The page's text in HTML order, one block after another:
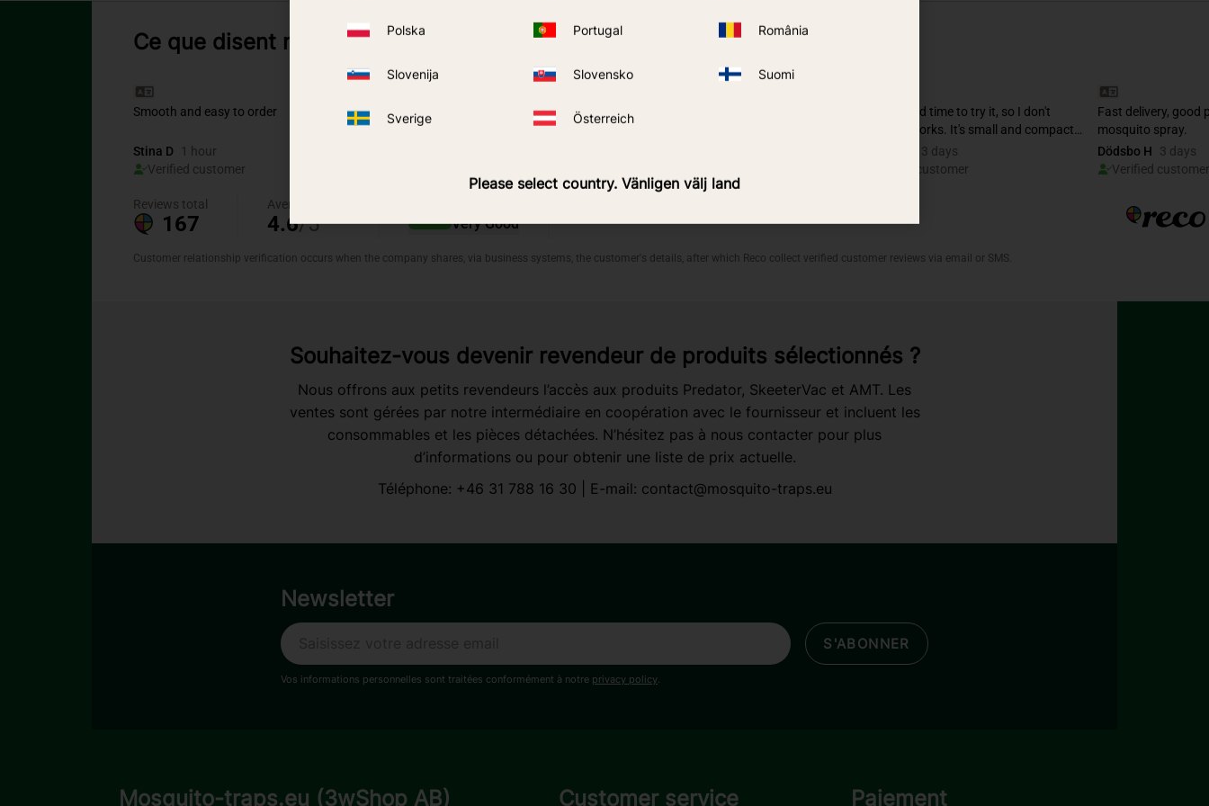
Polska Portugal România
Slovenija Slovensko Suomi
Sverige Österreich
Please select country. Vänligen välj land
Ce que disent nos clients
Souhaitez-vous devenir revendeur de produits sélectionnés ?
Nous offrons aux petits revendeurs l’accès aux produits Predator, SkeeterVac et AMT. Les
ventes sont gérées par notre intermédiaire en coopération avec le fournisseur et incluent les
consommables et les pièces détachées. N’hésitez pas à nous contacter pour plus
d’informations ou pour obtenir une liste de prix actuelle.
Téléphone: +46 31 788 16 30 | E-mail: contact@mosquito-traps.eu
Newsletter
S'ABONNER
Vos informations personnelles sont traitées conformément à notre privacy policy
Mosquito-traps.eu (3wShop AB) Customer service Paiement